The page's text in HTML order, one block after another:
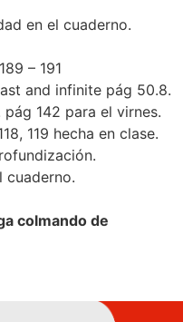
en el cuaderno.
– 191
and infinite pág 50.8.
142 para el virnes.
119 hecha en clase.
cuaderno.
colmando de